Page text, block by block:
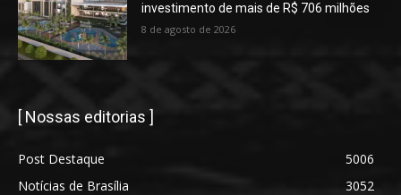
investimento de mais de R$ 706 milhões
8 de agosto de 2026
[ Nossas editorias ]
Post Destaque
5006
Notícias de Brasília
3052